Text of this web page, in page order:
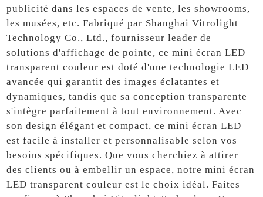
publicité dans les espaces de vente, les showrooms,
les musées, etc. Fabriqué par Shanghai Vitrolight
Technology Co., Ltd., fournisseur leader de
solutions d'affichage de pointe, ce mini écran LED
transparent couleur est doté d'une technologie LED
avancée qui garantit des images éclatantes et
dynamiques, tandis que sa conception transparente
s'intègre parfaitement à tout environnement. Avec
son design élégant et compact, ce mini écran LED
est facile à installer et personnalisable selon vos
besoins spécifiques. Que vous cherchiez à attirer
des clients ou à embellir un espace, notre mini écran
LED transparent couleur est le choix idéal. Faites